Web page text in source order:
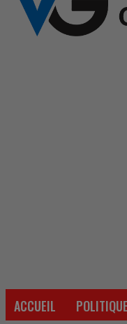
ACCUEIL POLITIQUE